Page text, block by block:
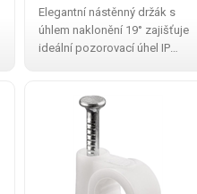
interkomy Hikvision DS-
KV8X13, černý
Elegantní nástěnný držák s
úhlem naklonění 19° zajišťuje
ideální pozorovací úhel IP
každodenním používání. Je
navržen pro vnitřní montáž na
zeď a kompatibilní s